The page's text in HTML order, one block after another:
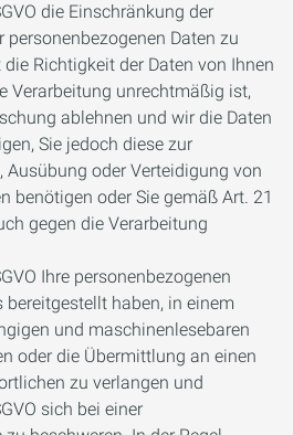
die Einschränkung der
personenbezogenen Daten zu
Richtigkeit der Daten von Ihnen
Verarbeitung unrechtmäßig ist,
ablehnen und wir die Daten
Sie jedoch diese zur
Ausübung oder Verteidigung von
benötigen oder Sie gemäß Art. 21
gegen die Verarbeitung
Ihre personenbezogenen
bereitgestellt haben, in einem
und maschinenlesebaren
oder die Übermittlung an einen
zu verlangen und
sich bei einer